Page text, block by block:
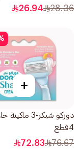
4قطعة
28.36
26.94
+
دوركو شيكر-3
4قطع
76.67
72.83